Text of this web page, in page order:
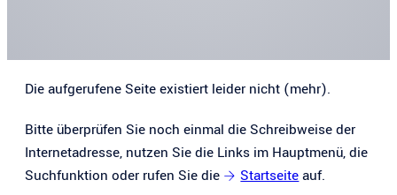
Die aufgerufene Seite existiert leider nicht (mehr).
Bitte überprüfen Sie noch einmal die Schreibweise der
Internetadresse, nutzen Sie die Links im Hauptmenü, die
Suchfunktion oder rufen Sie die
Startseiteauf.